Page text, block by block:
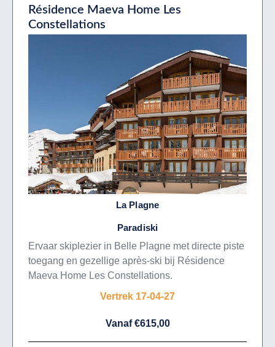
Résidence Maeva Home Les
Constellations
La Plagne
Paradiski
Ervaar skiplezier in Belle Plagne met directe piste
toegang en gezellige après-ski bij Résidence
Maeva Home Les Constellations.
Vertrek 17-04-27
Vanaf €615,00